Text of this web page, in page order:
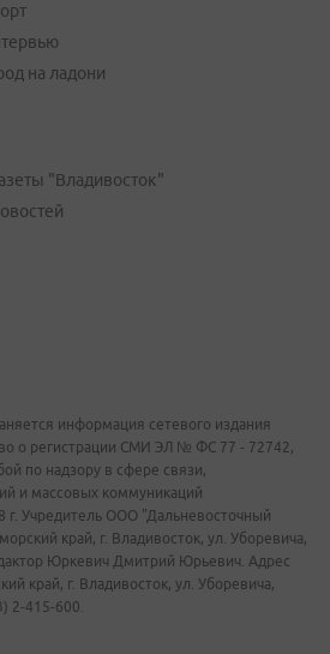
на ладони
"Владивосток"
информация сетевого издания
о регистрации СМИ ЭЛ № ФС 77 - 72742,
по надзору в сфере связи,
и массовых коммуникаций
г. Учредитель ООО "Дальневосточный
край, г. Владивосток, ул. Уборевича,
Юркевич Дмитрий Юрьевич. Адрес
край, г. Владивосток, ул. Уборевича,
2-415-600.